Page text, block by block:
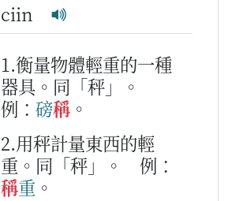
ciin
1.衡量物體輕重的一種
器具。同「秤」。
例： 磅稱 。
2.用秤計量東西的輕
重。同「秤」。
例：
稱重 。